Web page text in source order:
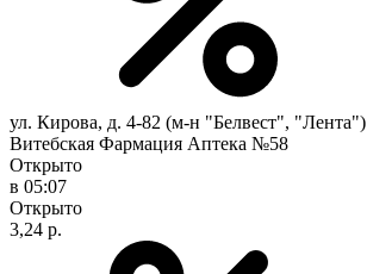
ул. Кирова, д. 4-82 (м-н "Белвест", "Лента")
Витебская Фармация Аптека №58
Открыто
в 05:07
Открыто
3,24 р.